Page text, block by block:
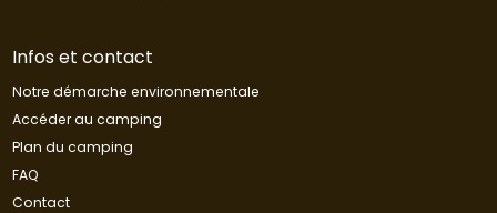
Infos et contact
Notre démarche environnementale
Accéder au camping
Plan du camping
FAQ
Contact